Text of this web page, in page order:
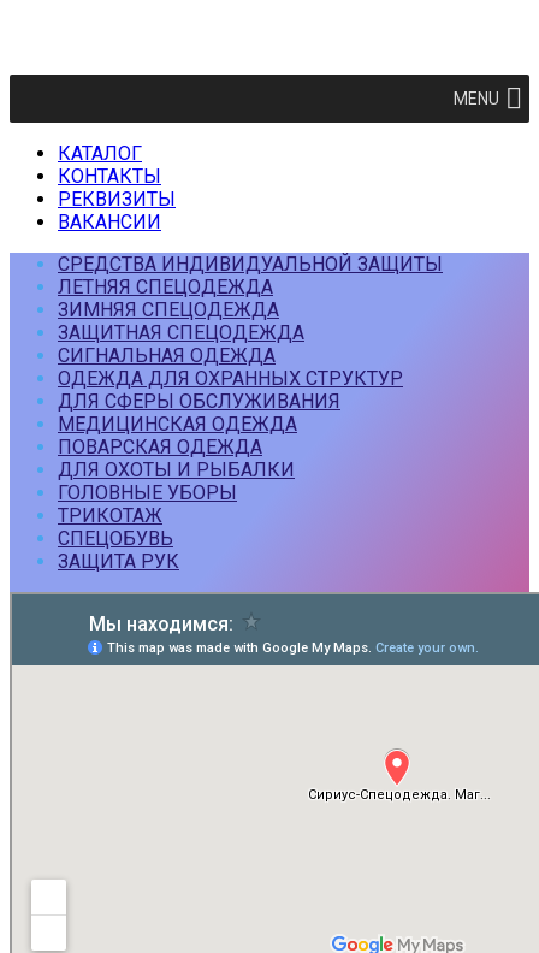
MENU
КАТАЛОГ
КОНТАКТЫ
РЕКВИЗИТЫ
ВАКАНСИИ
СРЕДСТВА ИНДИВИДУАЛЬНОЙ ЗАЩИТЫ
ЛЕТНЯЯ СПЕЦОДЕЖДА
ЗИМНЯЯ СПЕЦОДЕЖДА
ЗАЩИТНАЯ СПЕЦОДЕЖДА
СИГНАЛЬНАЯ ОДЕЖДА
ОДЕЖДА ДЛЯ ОХРАННЫХ СТРУКТУР
ДЛЯ СФЕРЫ ОБСЛУЖИВАНИЯ
МЕДИЦИНСКАЯ ОДЕЖДА
ПОВАРСКАЯ ОДЕЖДА
ДЛЯ ОХОТЫ И РЫБАЛКИ
ГОЛОВНЫЕ УБОРЫ
ТРИКОТАЖ
СПЕЦОБУВЬ
ЗАЩИТА РУК